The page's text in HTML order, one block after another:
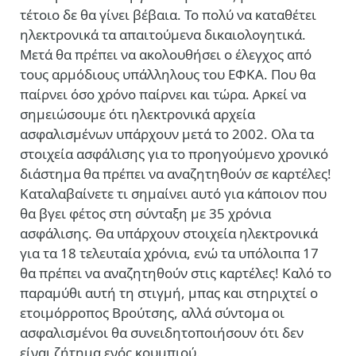
τέτοιο δε θα γίνει βέβαια. Το πολύ να καταθέτει
ηλεκτρονικά τα απαιτούμενα δικαιολογητικά.
Μετά θα πρέπει να ακολουθήσει ο έλεγχος από
τους αρμόδιους υπάλληλους του ΕΦΚΑ. Που θα
παίρνει όσο χρόνο παίρνει και τώρα. Αρκεί να
σημειώσουμε ότι ηλεκτρονικά αρχεία
ασφαλισμένων υπάρχουν μετά το 2002. Ολα τα
στοιχεία ασφάλισης για το προηγούμενο χρονικό
διάστημα θα πρέπει να αναζητηθούν σε καρτέλες!
Καταλαβαίνετε τι σημαίνει αυτό για κάποιον που
θα βγει φέτος στη σύνταξη με 35 χρόνια
ασφάλισης. Θα υπάρχουν στοιχεία ηλεκτρονικά
για τα 18 τελευταία χρόνια, ενώ τα υπόλοιπα 17
θα πρέπει να αναζητηθούν στις καρτέλες! Καλό το
παραμύθι αυτή τη στιγμή, μπας και στηριχτεί ο
ετοιμόρροπος Βρούτσης, αλλά σύντομα οι
ασφαλισμένοι θα συνειδητοποιήσουν ότι δεν